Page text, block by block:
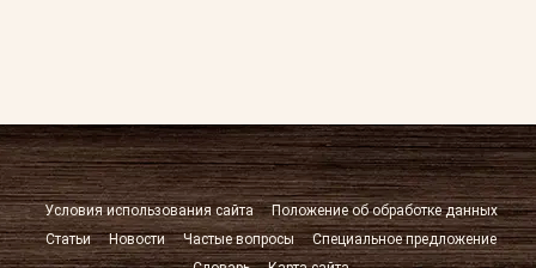
Условия использования сайта
Положение об обработке данных
Статьи
Новости Частые вопросы
Специальное предложение